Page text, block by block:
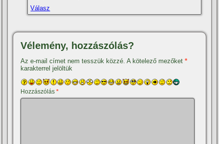
Válasz
Vélemény, hozzászólás?
Az e-mail címet nem tesszük közzé. A kötelező mezőket*
karakterrel jelöltük
Hozzászólás*